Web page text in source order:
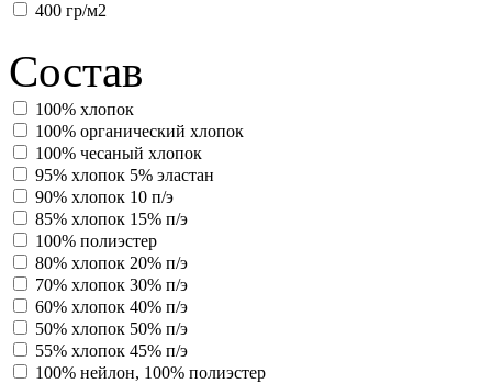
400 гр/м2
Состав
100% хлопок
100% органический хлопок
100% чесаный хлопок
95% хлопок 5% эластан
90% хлопок 10 п/э
85% хлопок 15% п/э
100% полиэстер
80% хлопок 20% п/э
70% хлопок 30% п/э
60% хлопок 40% п/э
50% хлопок 50% п/э
55% хлопок 45% п/э
100% нейлон, 100% полиэстер